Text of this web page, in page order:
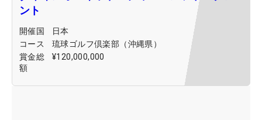
ント
開催国
日本
コース
琉球ゴルフ倶楽部（沖縄県）
賞金総
額
¥120,000,000